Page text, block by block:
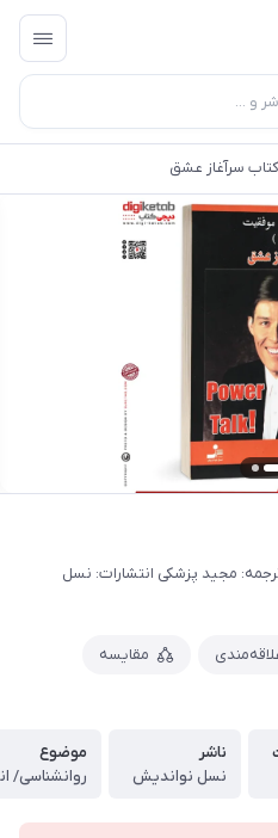
کتاب سرآغاز عشق
ترجمه: مجید پزشکی انتشارات: نسل
مقایسه
ناشر
نسل نواندیش
موضوع
روانشناسی/